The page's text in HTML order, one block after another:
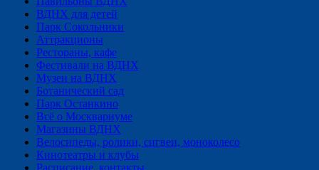
ВДНХ для детей
Парк Сокольники
Аттракционы
Рестораны, кафе
Фестивали на ВДНХ
Музеи на ВДНХ
Ботанический сад
Парк Останкино
Всё о Москвариуме
Магазины ВДНХ
Велосипеды, ролики, сигвеи, моноколесо
Кинотеатры и клубы
Расписание, контакты